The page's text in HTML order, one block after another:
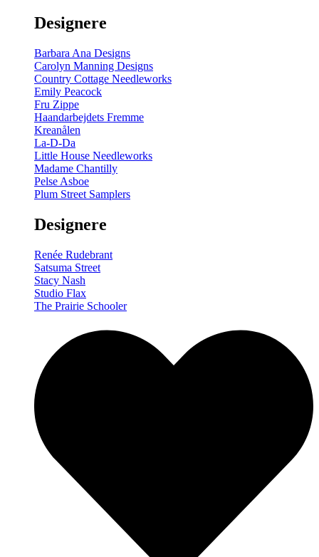
Designere
Barbara Ana Designs
Carolyn Manning Designs
Country Cottage Needleworks
Emily Peacock
Fru Zippe
Haandarbejdets Fremme
Kreanålen
La-D-Da
Little House Needleworks
Madame Chantilly
Pelse Asboe
Plum Street Samplers
Designere
Renée Rudebrant
Satsuma Street
Stacy Nash
Studio Flax
The Prairie Schooler